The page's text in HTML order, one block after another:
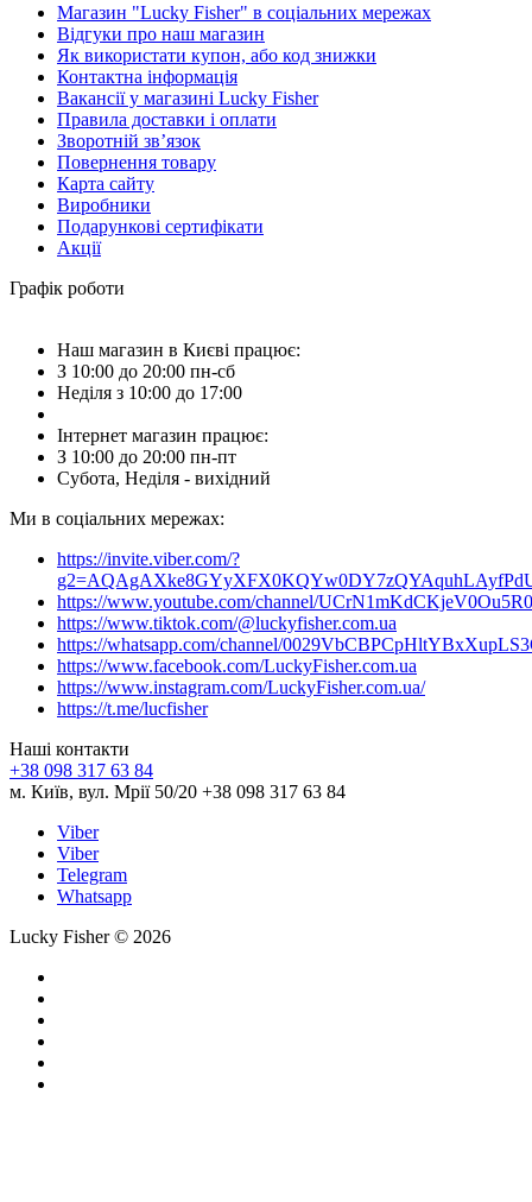
Магазин "Lucky Fisher" в соціальних мережах
Відгуки про наш магазин
Як використати купон, або код знижки
Контактна інформація
Вакансії у магазині Lucky Fisher
Правила доставки і оплати
Зворотній зв’язок
Повернення товару
Карта сайту
Виробники
Подарункові сертифікати
Акції
Графік роботи
Наш магазин в Києві працює:
З 10:00 до 20:00 пн-сб
Неділя з 10:00 до 17:00
Інтернет магазин працює:
З 10:00 до 20:00 пн-пт
Субота, Неділя - вихідний
Ми в соціальних мережах:
https://invite.viber.com/?
https://www.youtube.com/channel/
https://www.tiktok.com/@luckyfisher.com.ua
https://whatsapp.com/channel/
https://www.facebook.com/LuckyFisher.com.ua
https://www.instagram.com/LuckyFisher.com.ua/
https://t.me/lucfisher
Наші контакти
+38 098 317 63 84
м. Київ, вул. Мрії 50/20 +38 098 317 63 84
Viber
Viber
Telegram
Whatsapp
Lucky Fisher © 2026